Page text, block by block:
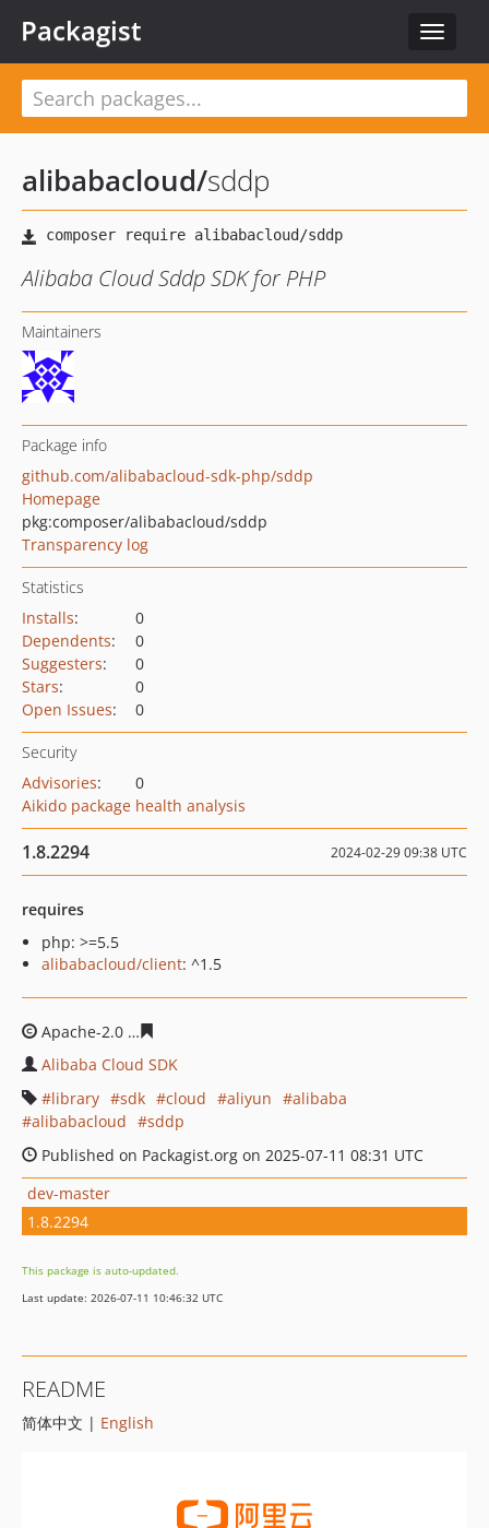
Toggle
Packagist
alibabacloud/sddp
Alibaba Cloud Sddp SDK for PHP
Maintainers
Package info
github.com/alibabacloud-sdk-php/sddp
Homepage
pkg:composer/alibabacloud/sddp
Transparency log
Statistics
Installs:
0
Dependents:
0
Suggesters:
0
Stars:
0
Open Issues: 0
Security
Advisories:
0
Aikido package health analysis
1.8.2294 2024-02-29 09:38 UTC
requires
php: >=5.5
alibabacloud/client: ^1.5
Apache-2.0
Alibaba Cloud SDK
library
sdk cloud aliyun
alibaba
alibabacloud
sddp
Published on Packagist.org on 2025-07-11 08:31 UTC
dev-master
1.8.2294
This package is auto-updated.
Last update: 2026-07-11 10:46:32 UTC
README
简体中文 | English